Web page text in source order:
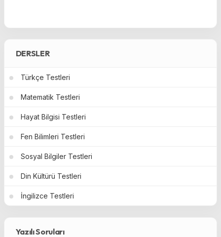
DERSLER
Türkçe Testleri
Matematik Testleri
Hayat Bilgisi Testleri
Fen Bilimleri Testleri
Sosyal Bilgiler Testleri
Din Kültürü Testleri
İngilizce Testleri
Yazılı Soruları